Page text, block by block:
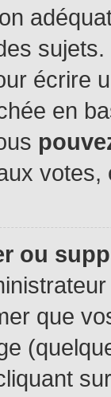
écrire
en
votes,
ou
que